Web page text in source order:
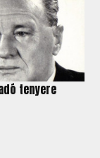
tenyere